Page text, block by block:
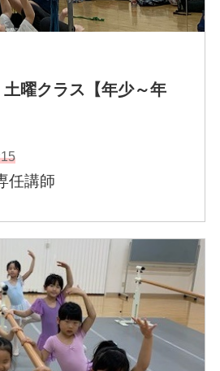
別腹」
京子役
僕は六本木の交差点に立つ」
シンシア役他
い』
ンズ」
務員」
カル「THE SHOW TIME」
2nd STAGE」